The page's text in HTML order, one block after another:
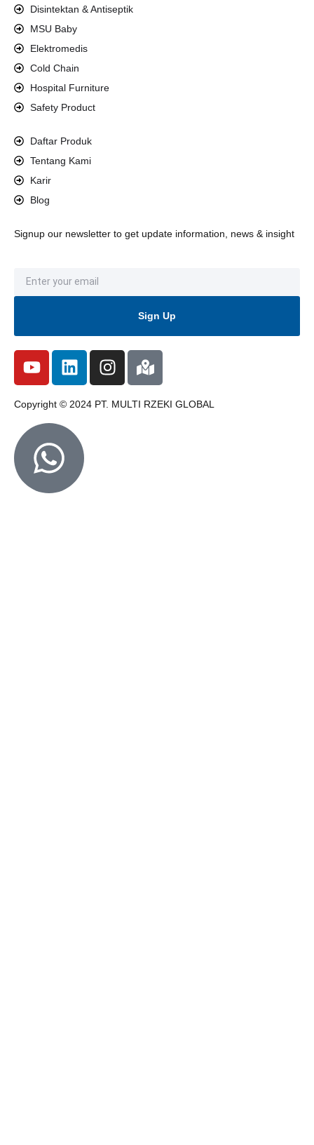
Disintektan & Antiseptik
MSU Baby
Elektromedis
Cold Chain
Hospital Furniture
Safety Product
Daftar Produk
Tentang Kami
Karir
Blog
Signup our newsletter to get update information, news & insight
Sign Up
Copyright © 2024 PT. MULTI RZEKI GLOBAL